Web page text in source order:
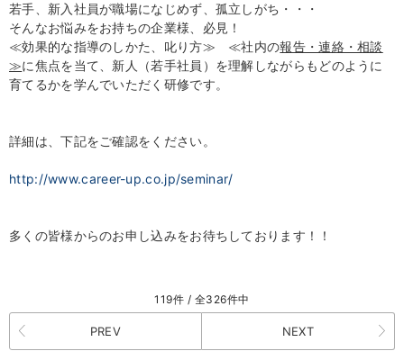
若手、新入社員が職場になじめず、孤立しがち・・・
そんなお悩みをお持ちの企業様、必見！
≪効果的な指導のしかた、叱り方≫
≪社内の報告・連絡・相談
≫に焦点を当て、新人（若手社員）を理解しながらもどのように
育てるかを学んでいただく研修です。
詳細は、下記をご確認をください。
http://www.career-up.co.jp/seminar/
多くの皆様からのお申し込みをお待ちしております！！
119件 / 全326件中
PREV NEXT